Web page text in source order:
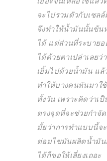
จะไปรวมตัวกับเซล
จึงทำให้น้ำมันนั้นข้น
ได้ แต่ส่วนที่ระบายอ
ได้ด้วยตาเปล่าเลย
เยิ้มไปด้วยน้ำมัน แล้
ทำให้บางคนหันมา
ทั้งวัน เพราะคิดว่าเ
ตรงจุดที่จะช่วยกำจั
มั้ยว่าการทำแบบนี้จ
ต่อมไขมันผลิตน้ำมัน
ได้ก็ขอให้เลี่ยงเถอะ